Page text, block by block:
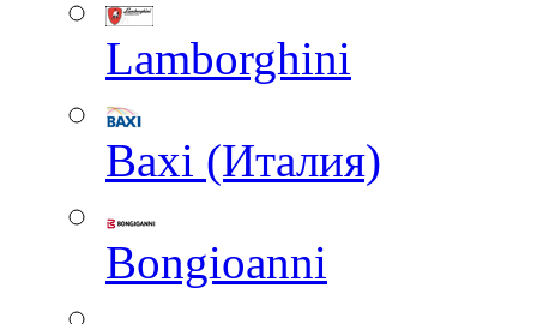
Lamborghini
Baxi (Италия)
Вongioanni